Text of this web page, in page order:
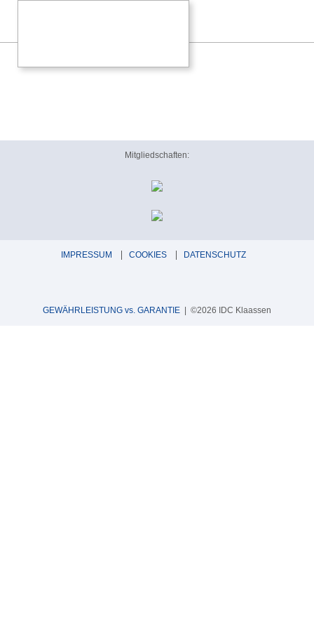
Mitgliedschaften:
IMPRESSUM COOKIES DATENSCHUTZ
GEWÄHRLEISTUNG vs. GARANTIE | ©2026 IDC Klaassen